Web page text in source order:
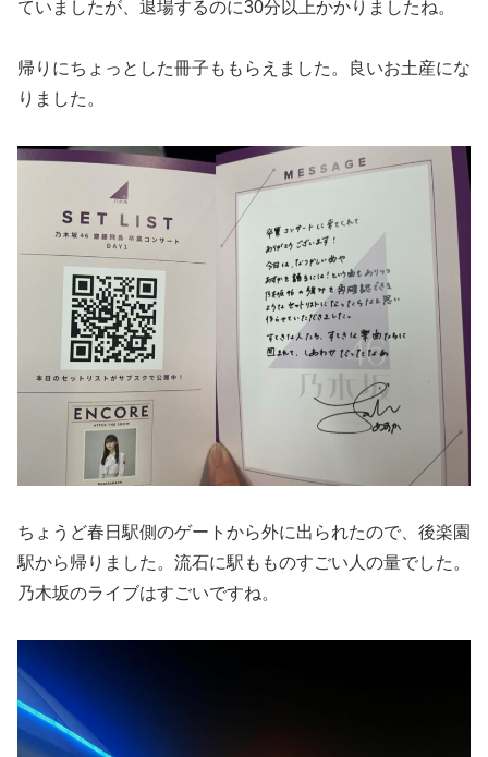
ていましたが、退場するのに30分以上かかりましたね。
帰りにちょっとした冊子ももらえました。良いお土産にな
りました。
ちょうど春日駅側のゲートから外に出られたので、後楽園
駅から帰りました。流石に駅もものすごい人の量でした。
乃木坂のライブはすごいですね。